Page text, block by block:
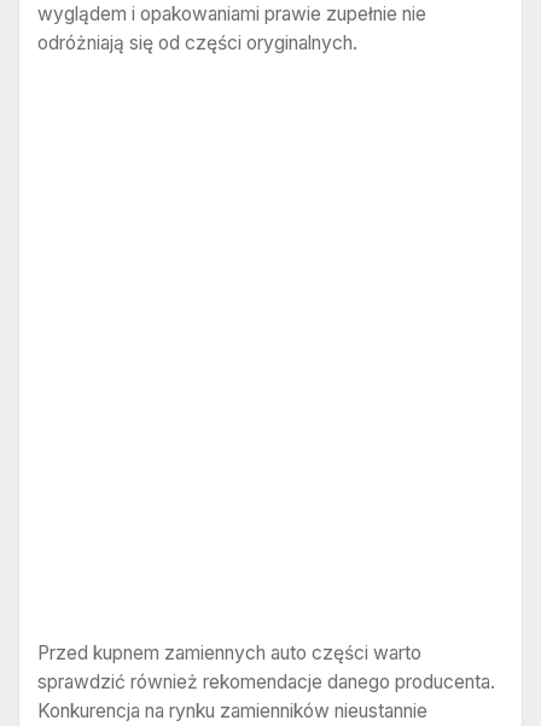
wyglądem i opakowaniami prawie zupełnie nie
odróżniają się od części oryginalnych.
Przed kupnem zamiennych auto części warto
sprawdzić również rekomendacje danego producenta.
Konkurencja na rynku zamienników nieustannie